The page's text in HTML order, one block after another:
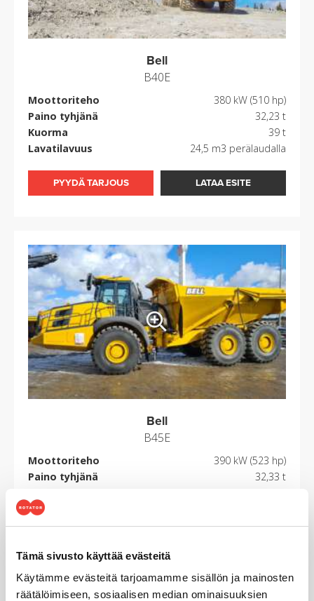
Tämä sivusto käyttää evästeitä
Käytämme evästeitä tarjoamamme sisällön ja mainosten
räätälöimiseen, sosiaalisen median ominaisuuksien
Bell
B40E
Moottoriteho
380 kW (510 hp)
Paino tyhjänä
32,23 t
Kuorma
39 t
Lavatilavuus
24,5 m3 perälaudalla
PYYDÄ TARJOUS LATAA ESITE
Bell
B45E
Moottoriteho
390 kW (523 hp)
Paino tyhjänä
32,33 t
Lavatilavuus
LUE LISÄÄ